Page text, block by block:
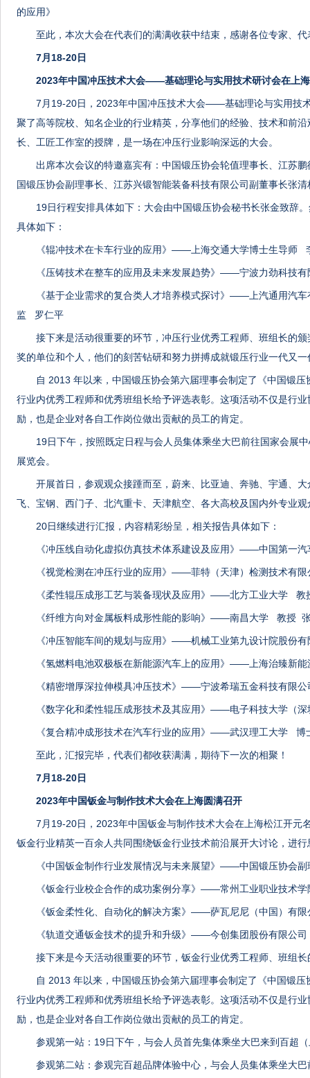
的应用》
至此，本次大会在代表们的满满收获中结束，感谢各位专家、
7月18-20日
2023年中国冲压技术大会——基础理论与实用技术研讨会在上
7月19-20日，2023年中国冲压技术大会——基础理论与实用技
聚了高等院校、知名企业的行业精英，分享他们的经验、技术和前
长、工匠工作室的授牌，是一场在冲压行业影响深远的大会。
出席本次会议的特邀嘉宾有：中国锻压协会轮值理事长、江苏
国锻压协会副理事长、江苏兴锻智能装备科技有限公司副董事长张
19日行程安排具体如下：大会由中国锻压协会秘书长张金致辞
具体如下：
《辊冲技术在卡车行业的应用》——上海交通大学博士生导师
《压铸技术在整车的应用及未来发展趋势》——宁波力劲科技
《基于企业需求的复合类人才培养模式探讨》——上汽通用汽
监 罗仁平
接下来是活动很重要的环节，冲压行业优秀工程师、班组长的
奖的单位和个人，他们的刻苦钻研和努力拼搏成就锻压行业一代又
自 2013 年以来，中国锻压协会第六届理事会制定了《中国锻
行业内优秀工程师和优秀班组长给予评选表彰。这项活动不仅是行
励，也是企业对各自工作岗位做出贡献的员工的肯定。
19日下午，按照既定日程与会人员集体乘坐大巴前往国家会展
展览会。
开展首日，参观观众接踵而至，蔚来、比亚迪、奔驰、宇通、
飞、宝钢、西门子、北汽重卡、天津航空、各大高校及国内外专业
20日继续进行汇报，内容精彩纷呈，相关报告具体如下：
《冲压线自动化虚拟仿真技术体系建设及应用》——中国第一
《视觉检测在冲压行业的应用》——菲特（天津）检测技术
《柔性辊压成形工艺与装备现状及应用》——北方工业大学 教
《纤维方向对金属板料成形性能的影响》——南昌大学 教授
《冲压智能车间的规划与应用》——机械工业第九设计院股份
《氢燃料电池双极板在新能源汽车上的应用》——上海治臻新
《精密增厚深拉伸模具冲压技术》——宁波希瑞五金科技有限
《数字化和柔性辊压成形技术及其应用》——电子科技大学（
《复合精冲成形技术在汽车行业的应用》——武汉理工大学 博
至此，汇报完毕，代表们都收获满满，期待下一次的相聚！
7月18-20日
2023年中国钣金与制作技术大会在上海圆满召开
7月19-20日，2023年中国钣金与制作技术大会在上海松江开元
钣金行业精英一百余人共同围绕钣金行业技术前沿展开大讨论，进
《中国钣金制作行业发展情况与未来展望》——中国锻压协会
《钣金行业校企合作的成功案例分享》——常州工业职业技术
《钣金柔性化、自动化的解决方案》——萨瓦尼尼（中国）有
《轨道交通钣金技术的提升和升级》——今创集团股份有限公
接下来是今天活动很重要的环节，钣金行业优秀工程师、班组长
自 2013 年以来，中国锻压协会第六届理事会制定了《中国锻
行业内优秀工程师和优秀班组长给予评选表彰。这项活动不仅是行
励，也是企业对各自工作岗位做出贡献的员工的肯定。
参观第一站：19日下午，与会人员首先集体乘坐大巴来到百超
参观第二站：参观完百超品牌体验中心，与会人员集体乘坐大